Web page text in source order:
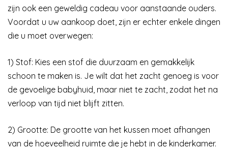
zijn ook een geweldig cadeau voor aanstaande ouders.
Voordat u uw aankoop doet, zijn er echter enkele dingen
die u moet overwegen:
1) Stof: Kies een stof die duurzaam en gemakkelijk
schoon te maken is. Je wilt dat het zacht genoeg is voor
de gevoelige babyhuid, maar niet te zacht, zodat het na
verloop van tijd niet blijft zitten.
2) Grootte: De grootte van het kussen moet afhangen
van de hoeveelheid ruimte die je hebt in de kinderkamer.